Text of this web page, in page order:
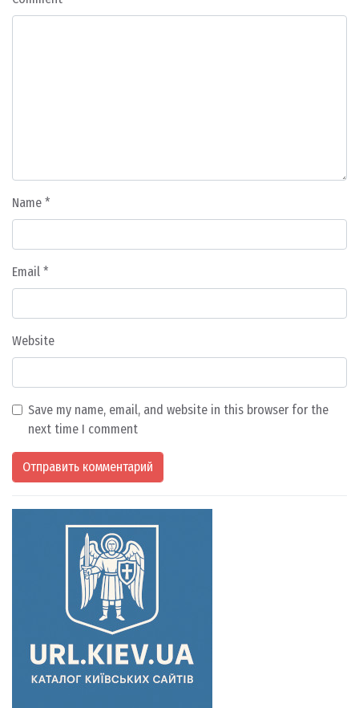
Name *
Email *
Website
Save my name, email, and website in this browser for the
next time I comment